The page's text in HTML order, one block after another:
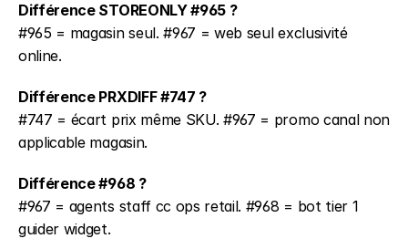
Différence STOREONLY #965 ?
#965 = magasin seul. #967 = web seul exclusivité
online.
Différence PRXDIFF #747 ?
#747 = écart prix même SKU. #967 = promo canal non
applicable magasin.
Différence #968 ?
#967 = agents staff cc ops retail. #968 = bot tier 1
guider widget.